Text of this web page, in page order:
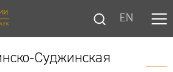
EN
Суджинская